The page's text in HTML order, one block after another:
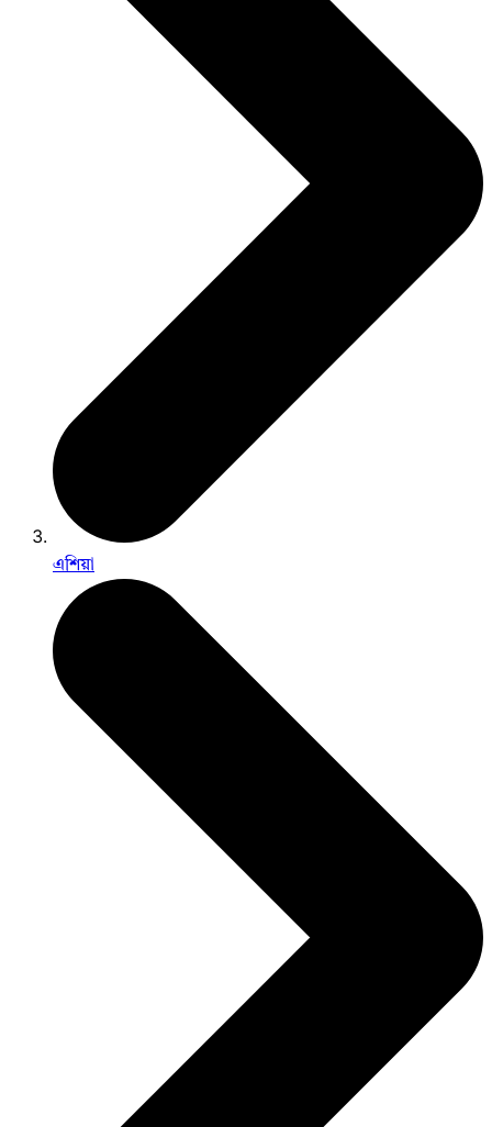
এশিয়া